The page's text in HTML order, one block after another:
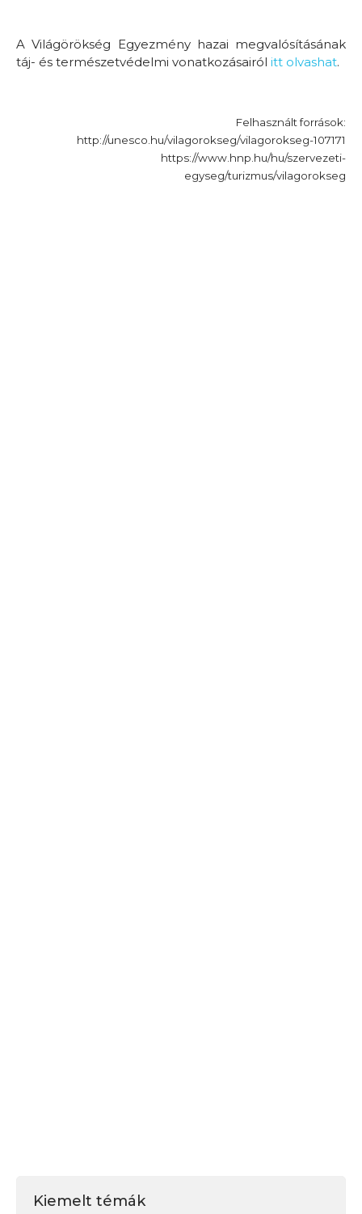
A Világörökség Egyezmény hazai megvalósításának
táj- és természetvédelmi vonatkozásairól itt olvashat.
Felhasznált források:
http://unesco.hu/vilagorokseg/vilagorokseg-107171
https://www.hnp.hu/hu/szervezeti-
egyseg/turizmus/vilagorokseg
Kiemelt témák